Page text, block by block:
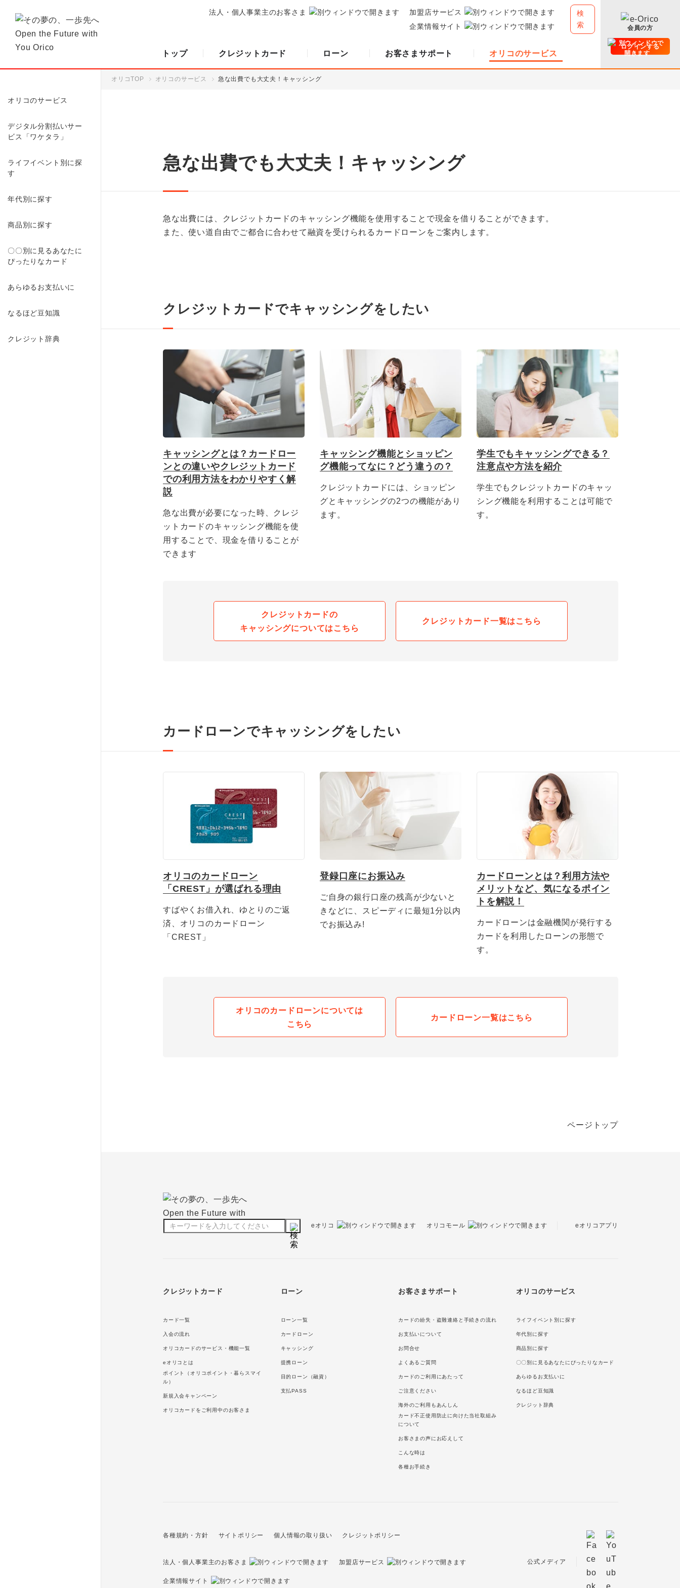
法人・個人事業主のお客さま
加盟店サービス
企業情報サイト
検
索
トップ クレジットカード ローン お客さまサポート オリコのサービス
会員の方
ログインする
オリコのサービス
デジタル分割払いサー
ビス「ワケタラ」
ライフイベント別に探
す
年代別に探す
商品別に探す
〇〇別に見るあなたに
ぴったりなカード
あらゆるお支払いに
なるほど豆知識
クレジット辞典
オリコTOP オリコのサービス 急な出費でも大丈夫！キャッシング
急な出費でも大丈夫！キャッシング
急な出費には、クレジットカードのキャッシング機能を使用することで現金を借りることができます。
また、使い道自由でご都合に合わせて融資を受けられるカードローンをご案内します。
クレジットカードでキャッシングをしたい
キャッシングとは？カードロー
ンとの違いやクレジットカード
での利用方法をわかりやすく解
説
急な出費が必要になった時、クレジ
ットカードのキャッシング機能を使
用することで、現金を借りることが
できます
キャッシング機能とショッピン
グ機能ってなに？どう違うの？
クレジットカードには、ショッピン
グとキャッシングの2つの機能があり
ます。
学生でもキャッシングできる？
注意点や方法を紹介
学生でもクレジットカードのキャッ
シング機能を利用することは可能で
す。
クレジットカードの
キャッシングについてはこちら
クレジットカード一覧はこちら
カードローンでキャッシングをしたい
オリコのカードローン
「CREST」が選ばれる理由
すばやくお借入れ、ゆとりのご返
済、オリコのカードローン
「CREST」
登録口座にお振込み
ご自身の銀行口座の残高が少ないと
きなどに、スピーディに最短1分以内
でお振込み!
カードローンとは？利用方法や
メリットなど、気になるポイン
トを解説！
カードローンは金融機関が発行する
カードを利用したローンの形態で
す。
オリコのカードローンについては
こちら
カードローン一覧はこちら
ページトップ
クレジットカード
カード一覧
入会の流れ
オリコカードのサービス・機能一覧
eオリコとは
ポイント（オリコポイント・暮らスマイ
ル）
新規入会キャンペーン
オリコカードをご利用中のお客さま
ローン
ローン一覧
カードローン
キャッシング
提携ローン
目的ローン（融資）
支払PASS
お客さまサポート
カードの紛失・盗難連絡と手続きの流れ
お支払いについて
お問合せ
よくあるご質問
カードのご利用にあたって
ご注意ください
海外のご利用もあんしん
カード不正使用防止に向けた当社取組み
について
お客さまの声にお応えして
こんな時は
各種お手続き
オリコのサービス
ライフイベント別に探す
年代別に探す
商品別に探す
〇〇別に見るあなたにぴったりなカード
あらゆるお支払いに
なるほど豆知識
クレジット辞典
eオリコ オリコモール eオリコアプリ
法人・個人事業主のお客さま 加盟店サービス
企業情報サイト
公式メディア
各種規約・方針 サイトポリシー 個人情報の取り扱い クレジットポリシー